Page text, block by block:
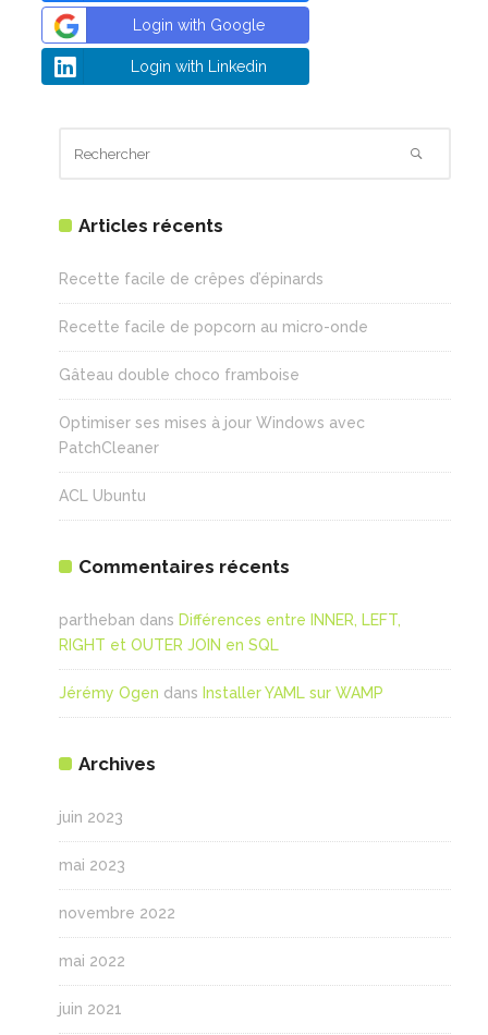
Login with Google
Login with Linkedin
Articles récents
Recette facile de crêpes d’épinards
Recette facile de popcorn au micro-onde
Gâteau double choco framboise
Optimiser ses mises à jour Windows avec
PatchCleaner
ACL Ubuntu
Commentaires récents
partheban dans Différences entre INNER, LEFT,
RIGHT et OUTER JOIN en SQL
Jérémy Ogen dans Installer YAML sur WAMP
Archives
juin 2023
mai 2023
novembre 2022
mai 2022
juin 2021